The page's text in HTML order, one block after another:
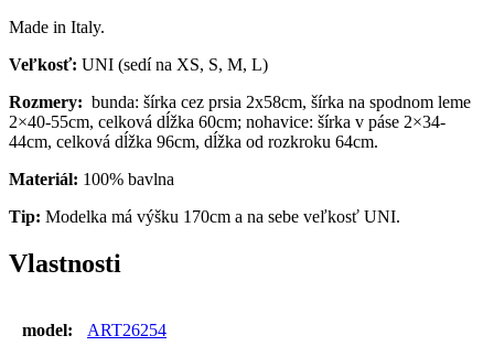
Made in Italy.
Veľkosť: UNI (sedí na XS, S, M, L)
Rozmery: bunda: šírka cez prsia 2x58cm, šírka na spodnom leme
2×40-55cm, celková dĺžka 60cm; nohavice: šírka v páse 2×34-
44cm, celková dĺžka 96cm, dĺžka od rozkroku 64cm.
Materiál: 100% bavlna
Tip: Modelka má výšku 170cm a na sebe veľkosť UNI.
Vlastnosti
model: ART26254